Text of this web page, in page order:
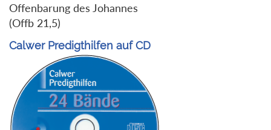
Offenbarung des Johannes
(Offb 21,5)
Calwer Predigthilfen auf CD